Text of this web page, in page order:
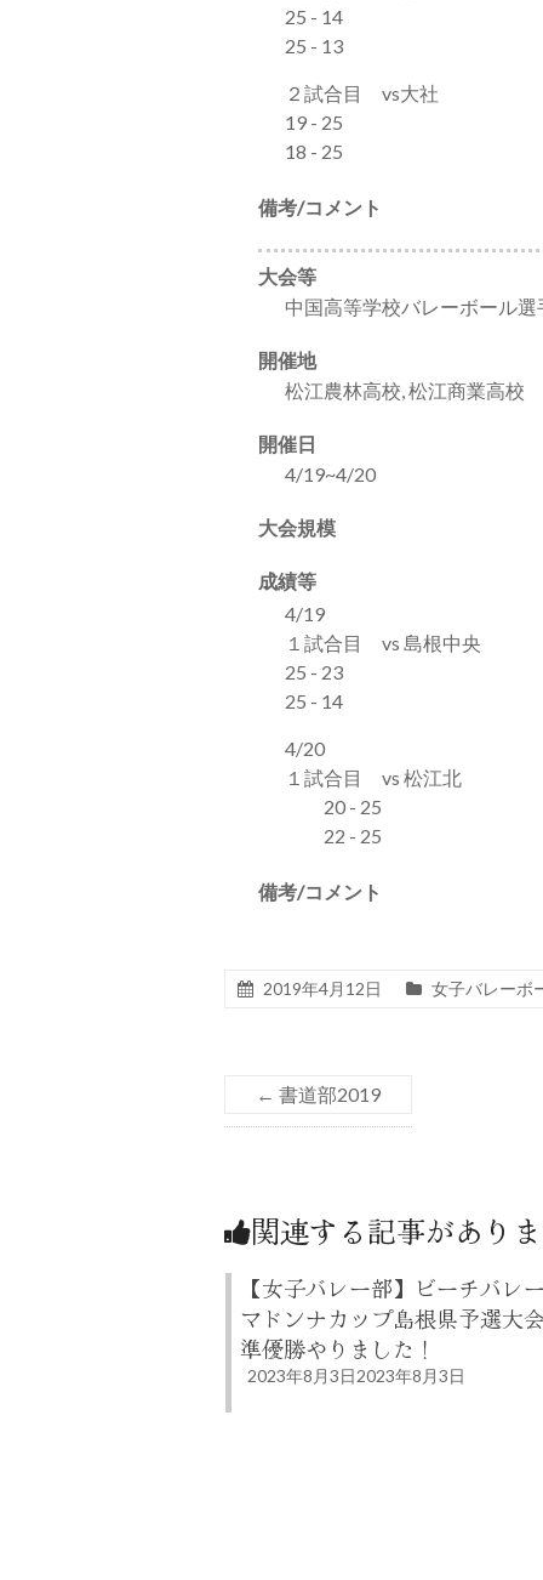
25 - 14
25 - 13
２試合目 vs大社
19 - 25
18 - 25
備考/コメント
大会等
中国高等学校バレーボール
開催地
松江農林高校, 松江商業高校
開催日
4/19~4/20
大会規模
成績等
4/19
１試合目 vs 島根中央
25 - 23 25
25 - 14 25
4/20
１試合目 vs 松江北
20 - 25
22 - 25
備考/コメント
2019年4月12日 女子バレーボ
← 書道部2019
関連する記事があり
【女子バレー部】ビーチバレ
マドンナカップ島根県予選大
準優勝やりました！
2023年8月3日2023年8月3日